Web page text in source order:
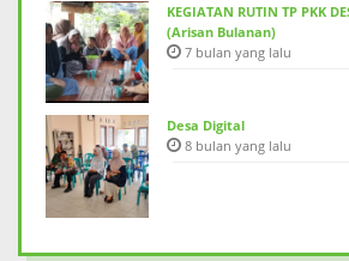
KEGIATAN RUTIN TP PKK
(Arisan Bulanan)
7 bulan yang lalu
Desa Digital
8 bulan yang lalu